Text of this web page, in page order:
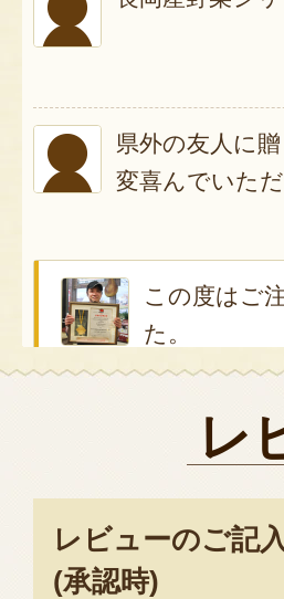
県外の友人に
変喜んでいただ
この度はご
た。
喜んでいた
また機会が
2020年06月19日
レ
レビューのご記入
(承認時)